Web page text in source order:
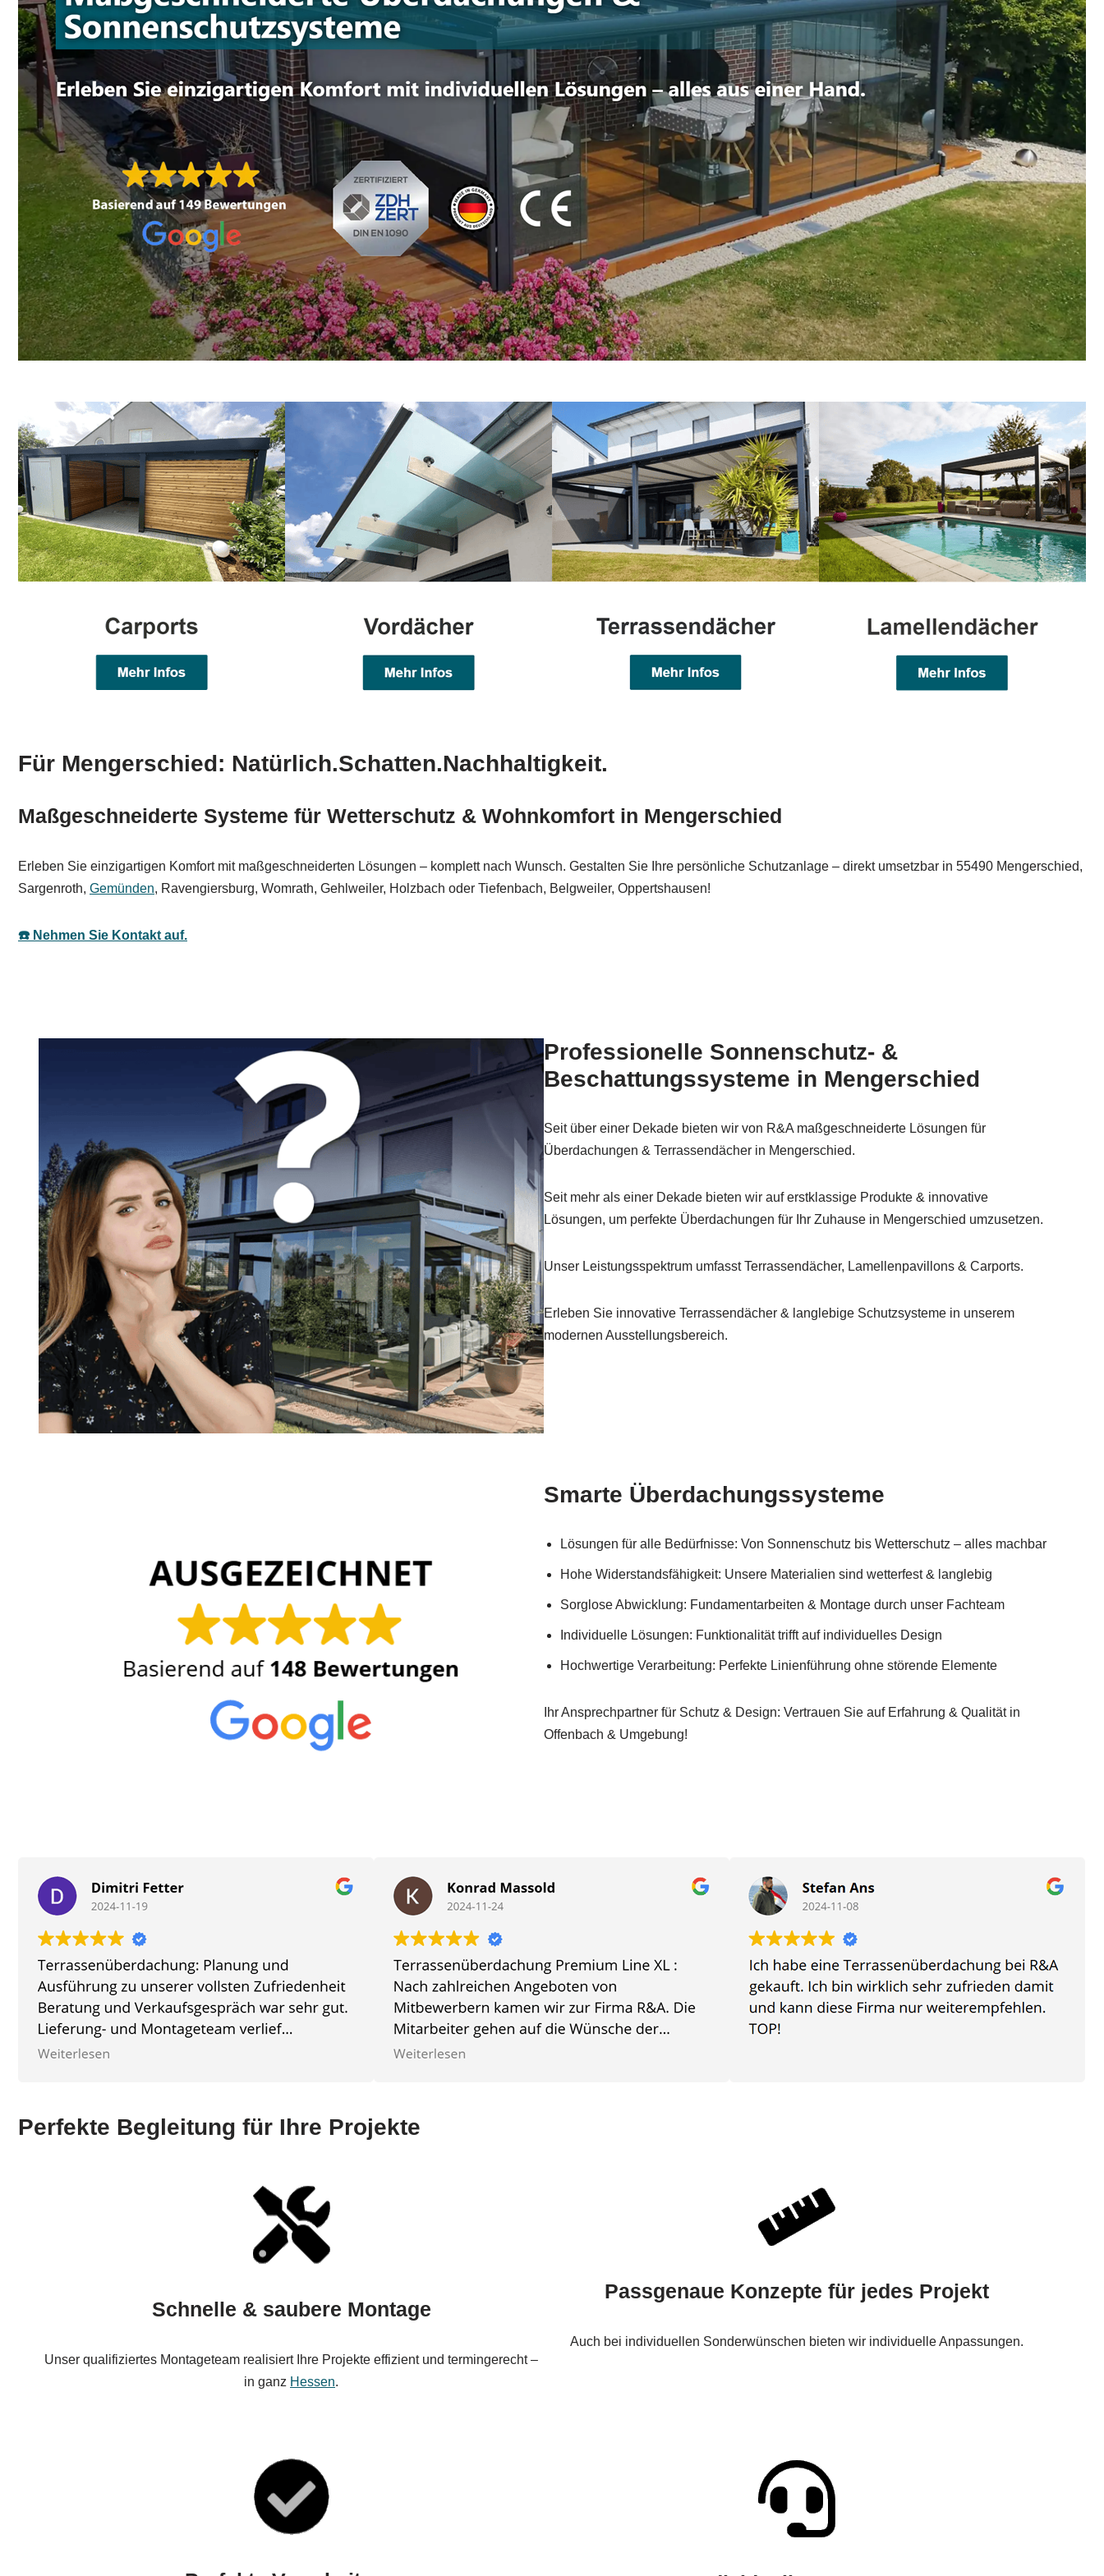
Für Mengerschied: Natürlich.Schatten.Nachhaltigkeit.
Maßgeschneiderte Systeme für Wetterschutz & Wohnkomfort in Mengerschied
Erleben Sie einzigartigen Komfort mit maßgeschneiderten Lösungen – komplett nach Wunsch. Gestalten Sie Ihre persönliche Schutzanlage – direkt umsetzbar in 55490 Mengerschied,
Sargenroth, Gemünden, Ravengiersburg, Womrath, Gehlweiler, Holzbach oder Tiefenbach, Belgweiler, Oppertshausen!
☎️ Nehmen Sie Kontakt auf.
Professionelle Sonnenschutz- &
Beschattungssysteme in Mengerschied
Seit über einer Dekade bieten wir von R&A maßgeschneiderte Lösungen für
Überdachungen & Terrassendächer in Mengerschied.
Seit mehr als einer Dekade bieten wir auf erstklassige Produkte & innovative
Lösungen, um perfekte Überdachungen für Ihr Zuhause in Mengerschied umzusetzen.
Unser Leistungsspektrum umfasst Terrassendächer, Lamellenpavillons & Carports.
Erleben Sie innovative Terrassendächer & langlebige Schutzsysteme in unserem
modernen Ausstellungsbereich.
Smarte Überdachungssysteme
Lösungen für alle Bedürfnisse: Von Sonnenschutz bis Wetterschutz – alles machbar
Hohe Widerstandsfähigkeit: Unsere Materialien sind wetterfest & langlebig
Sorglose Abwicklung: Fundamentarbeiten & Montage durch unser Fachteam
Individuelle Lösungen: Funktionalität trifft auf individuelles Design
Hochwertige Verarbeitung: Perfekte Linienführung ohne störende Elemente
Ihr Ansprechpartner für Schutz & Design: Vertrauen Sie auf Erfahrung & Qualität in
Offenbach & Umgebung!
Perfekte Begleitung für Ihre Projekte
Schnelle & saubere Montage
Unser qualifiziertes Montageteam realisiert Ihre Projekte effizient und termingerecht –
in ganz Hessen.
Passgenaue Konzepte für jedes Projekt
Auch bei individuellen Sonderwünschen bieten wir individuelle Anpassungen.